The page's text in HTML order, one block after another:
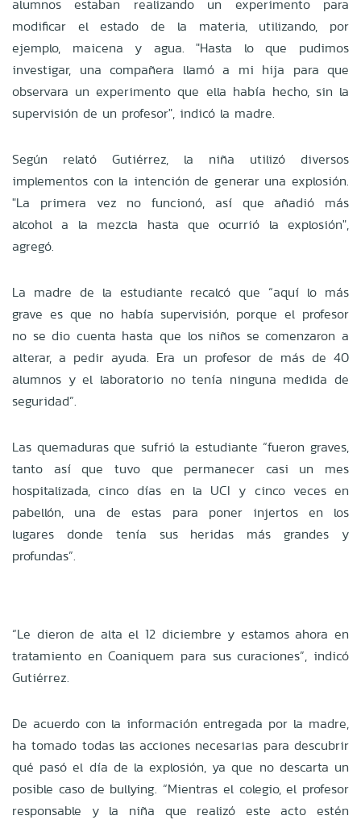
alumnos estaban realizando un experimento para
modificar el estado de la materia, utilizando, por
ejemplo, maicena y agua. "Hasta lo que pudimos
investigar, una compañera llamó a mi hija para que
observara un experimento que ella había hecho, sin la
supervisión de un profesor", indicó la madre.
Según relató Gutiérrez, la niña utilizó diversos
implementos con la intención de generar una explosión.
"La primera vez no funcionó, así que añadió más
alcohol a la mezcla hasta que ocurrió la explosión",
agregó.
La madre de la estudiante recalcó que “aquí lo más
grave es que no había supervisión, porque el profesor
no se dio cuenta hasta que los niños se comenzaron a
alterar, a pedir ayuda. Era un profesor de más de 40
alumnos y el laboratorio no tenía ninguna medida de
seguridad”.
Las quemaduras que sufrió la estudiante “fueron graves,
tanto así que tuvo que permanecer casi un mes
hospitalizada, cinco días en la UCI y cinco veces en
pabellón, una de estas para poner injertos en los
lugares donde tenía sus heridas más grandes y
profundas”.
“Le dieron de alta el 12 diciembre y estamos ahora en
tratamiento en Coaniquem para sus curaciones”, indicó
Gutiérrez.
De acuerdo con la información entregada por la madre,
ha tomado todas las acciones necesarias para descubrir
qué pasó el día de la explosión, ya que no descarta un
posible caso de bullying. “Mientras el colegio, el profesor
responsable y la niña que realizó este acto estén